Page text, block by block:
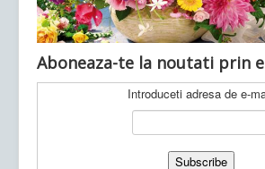
Aboneaza-te la noutati prin
Introduceti adresa de e-